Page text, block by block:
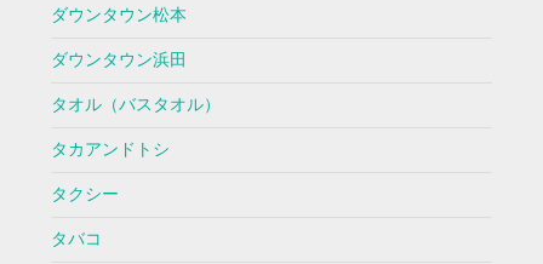
ダウンタウン松本
ダウンタウン浜田
タオル（バスタオル）
タカアンドトシ
タクシー
タバコ